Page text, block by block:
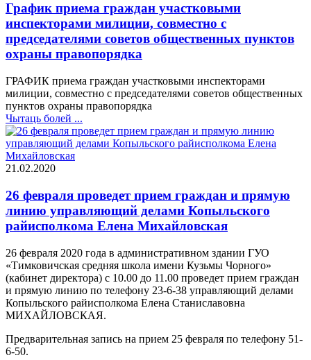
График приема граждан участковыми
инспекторами милиции, совместно с
председателями советов общественных пунктов
охраны правопорядка
ГРАФИК приема граждан участковыми инспекторами
милиции, совместно с председателями советов общественных
пунктов охраны правопорядка
Чытаць болей ...
21.02.2020
26 февраля проведет прием граждан и прямую
линию управляющий делами Копыльского
райисполкома Елена Михайловская
26 февраля 2020 года в административном здании ГУО
«Тимковичская средняя школа имени Кузьмы Чорного»
(кабинет директора) с 10.00 до 11.00 проведет прием граждан
и прямую линию по телефону 23-6-38 управляющий делами
Копыльского райисполкома Елена Станиславовна
МИХАЙЛОВСКАЯ.
Предварительная запись на прием 25 февраля по телефону 51-
6-50.